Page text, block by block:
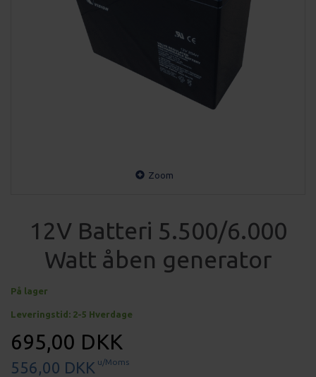
Zoom
12V Batteri 5.500/6.000
Watt åben generator
På lager
Leveringstid: 2-5 Hverdage
695,00 DKK
556,00 DKK u/Moms